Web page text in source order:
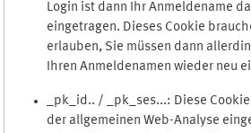
Login ist dann Ihr Anmeldename
eingetragen. Dieses Cookie
erlauben, Sie müssen dann
Ihren Anmeldenamen wieder neu
_pk_id.. / _pk_ses...: Diese
der allgemeinen Web-Analyse